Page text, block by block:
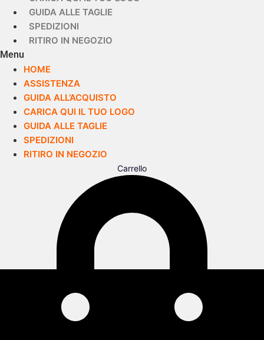
GUIDA ALLE TAGLIE
SPEDIZIONI
RITIRO IN NEGOZIO
Menu
HOME
ASSISTENZA
GUIDA ALL’ACQUISTO
CARICA QUI IL TUO LOGO
GUIDA ALLE TAGLIE
SPEDIZIONI
RITIRO IN NEGOZIO
Carrello